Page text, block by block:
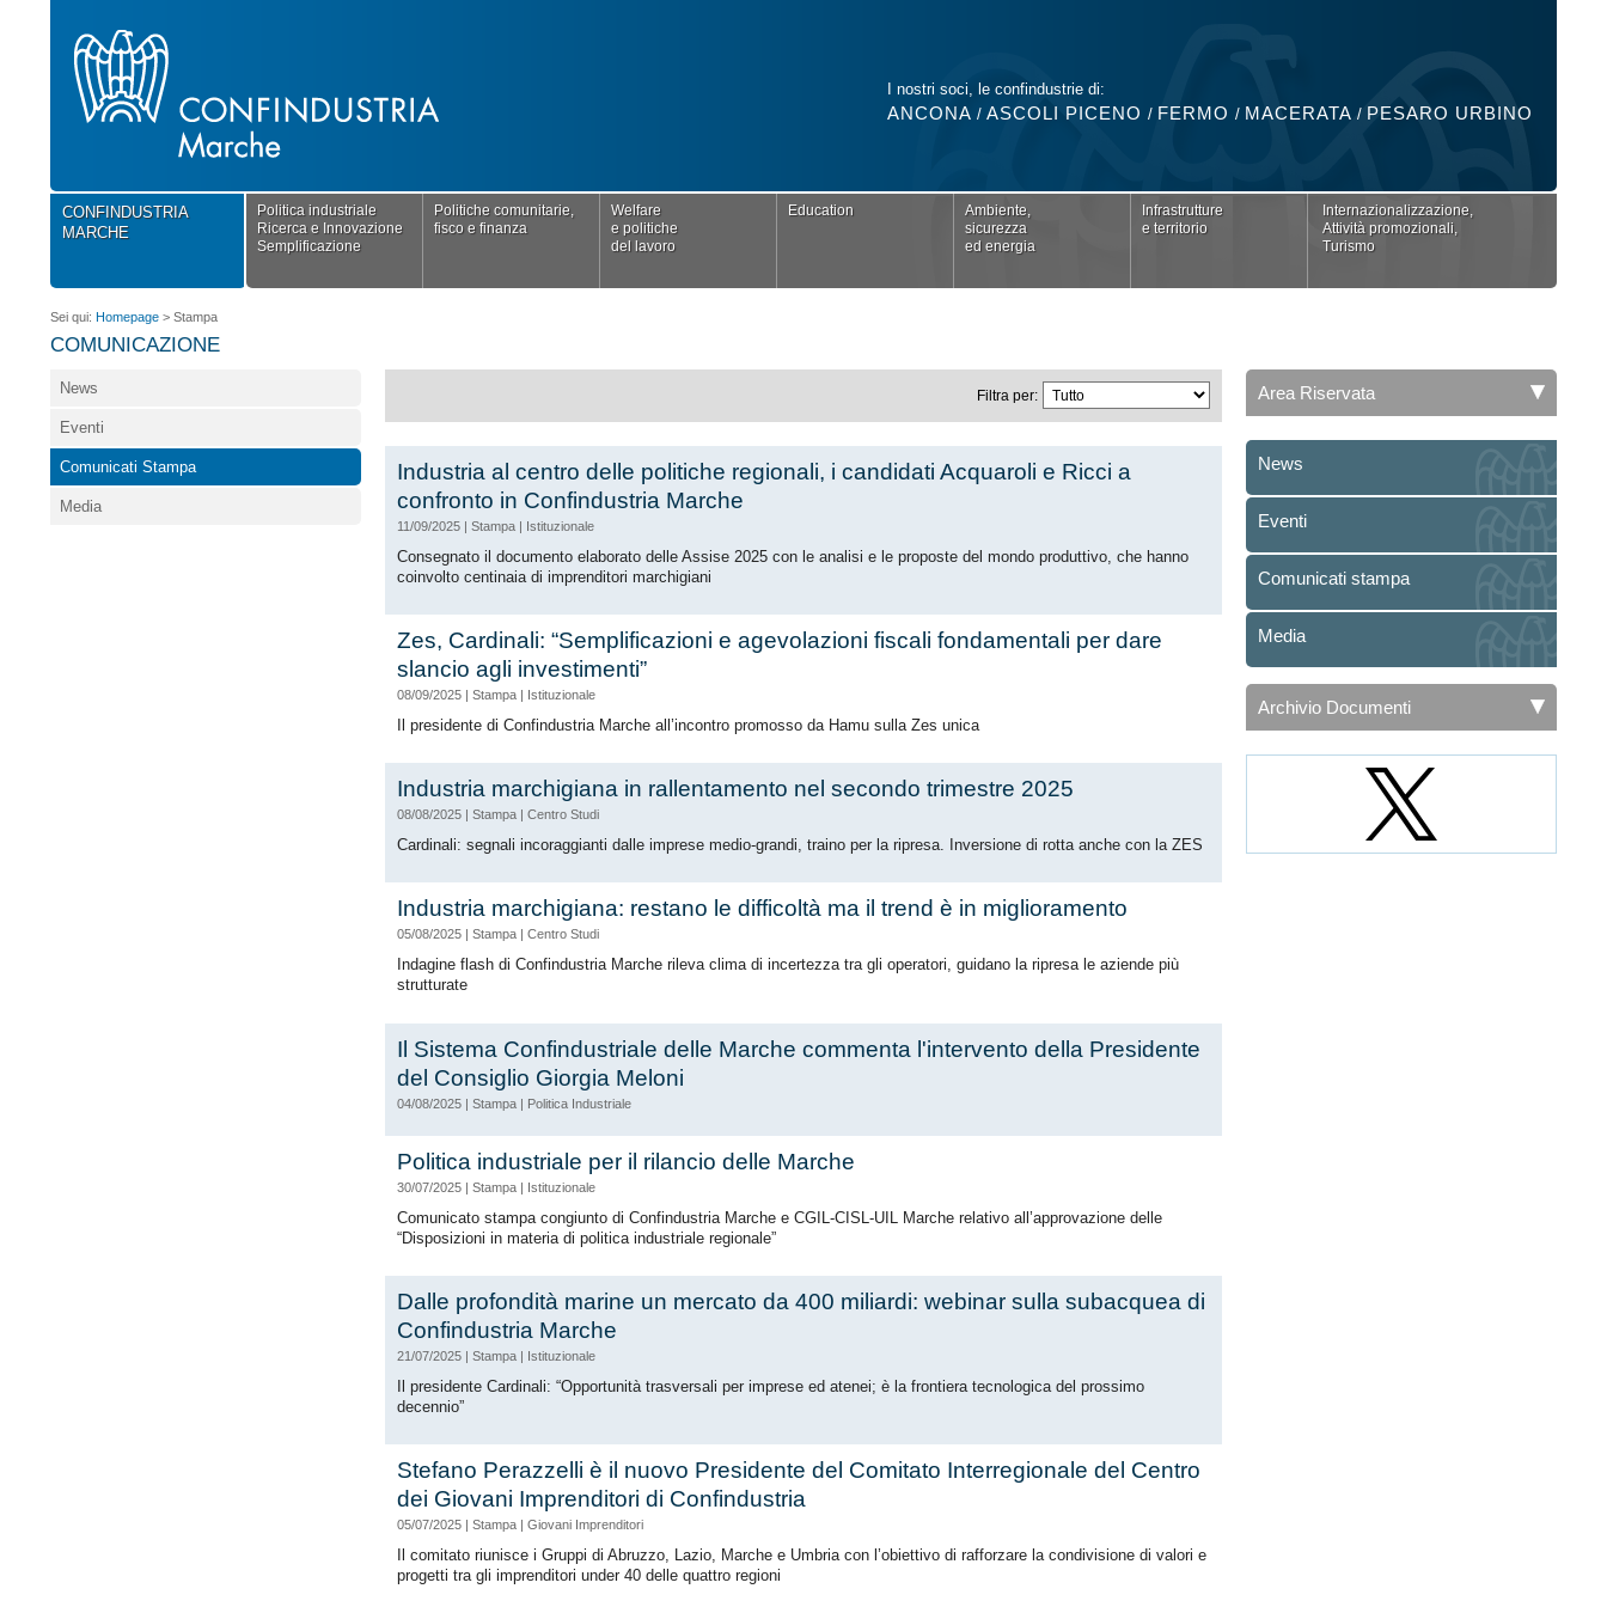
I nostri soci, le confindustrie di:
ANCONA / ASCOLI PICENO / FERMO / MACERATA / PESARO URBINO
CONFINDUSTRIA
MARCHE
Politica industriale
Ricerca e Innovazione
Semplificazione
Politiche comunitarie,
fisco e finanza
Welfare
e politiche
del lavoro
Education
Ambiente,
sicurezza
ed energia
Infrastrutture
e territorio
Internazionalizzazione,
Attività promozionali,
Turismo
Sei qui: Homepage > Stampa
COMUNICAZIONE
Filtra per:
Industria al centro delle politiche regionali, i candidati Acquaroli e Ricci a
confronto in Confindustria Marche
11/09/2025 | Stampa | Istituzionale
Consegnato il documento elaborato delle Assise 2025 con le analisi e le proposte del mondo produttivo, che hanno
coinvolto centinaia di imprenditori marchigiani
Zes, Cardinali: “Semplificazioni e agevolazioni fiscali fondamentali per dare
slancio agli investimenti”
08/09/2025 | Stampa | Istituzionale
Il presidente di Confindustria Marche all’incontro promosso da Hamu sulla Zes unica
Industria marchigiana in rallentamento nel secondo trimestre 2025
08/08/2025 Stampa Centro Studi
Cardinali: segnali incoraggianti dalle imprese medio-grandi, traino per la ripresa. Inversione di rotta anche con la ZES
Industria marchigiana: restano le difficoltà ma il trend è in miglioramento
05/08/2025 Stampa Centro Studi
Indagine flash di Confindustria Marche rileva clima di incertezza tra gli operatori, guidano la ripresa le aziende più
strutturate
Il Sistema Confindustriale delle Marche commenta l'intervento della Presidente
del Consiglio Giorgia Meloni
04/08/2025 | Stampa | Politica Industriale
Politica industriale per il rilancio delle Marche
30/07/2025 | Stampa | Istituzionale
Comunicato stampa congiunto di Confindustria Marche e CGIL-CISL-UIL Marche relativo all’approvazione delle
“Disposizioni in materia di politica industriale regionale”
Dalle profondità marine un mercato da 400 miliardi: webinar sulla subacquea di
Confindustria Marche
21/07/2025 | Stampa | Istituzionale
Il presidente Cardinali: “Opportunità trasversali per imprese ed atenei; è la frontiera tecnologica del prossimo
decennio”
Stefano Perazzelli è il nuovo Presidente del Comitato Interregionale del Centro
dei Giovani Imprenditori di Confindustria
05/07/2025 | Stampa | Giovani Imprenditori
Il comitato riunisce i Gruppi di Abruzzo, Lazio, Marche e Umbria con l’obiettivo di rafforzare la condivisione di valori e
progetti tra gli imprenditori under 40 delle quattro regioni
News
Eventi
Comunicati Stampa
Media
Area Riservata
News
Eventi
Comunicati stampa
Media
Archivio Documenti